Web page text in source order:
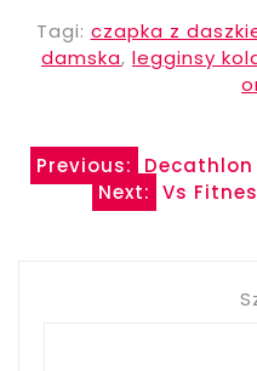
Tagi: czapka z
damska, legginsy
Nawigacja
wpisu
Previous:
Next: Vs